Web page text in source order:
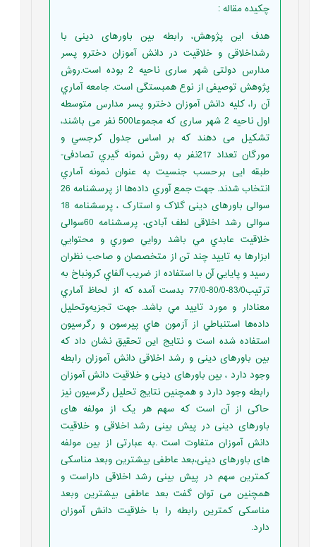
چکیده مقاله:
هدف این پژوهش، رابطه بین باورهای دینی با
رشداخلاقی و خلاقیت در دانش آموزان دخترو پسر
مدارس دولتی شهر ساری ناحیه 2 بوده است.روش
پژوهش توصیفی از نوع همبستگی است. جامعه آماري
آن را، کلیه دانش آموزان دخترو پسر مدارس متوسطه
اول ناحیه 2 شهر ساری که مجموعا500 نفر می باشند،
تشکیل می دهند که بر اساس جدول کرجسي و
مورگان تعداد 217نفر به روش نمونه گيري تصادفی-
طبقه ایی برحسب جنسیت به عنوان نمونه آماري
انتخاب شدند. جهت جمع آوري داده‌ها از پرسشنامه 26
سوالی باورهای دینی گلاک و استارک ، پرسشنامه 18
سوالی رشد اخلاقی لطف آبادی، پرسشنامه 60سوالی
خلاقیت عابدي مي باشد روايي صوري و محتوايي
ابزارها به تاييد چند تن از متخصصان و صاحب نظران
رسيد و پايايي آن با استفاده از ضريب آلفاي کرونباخ به
ترتیب83/0-80/0-77/0 بدست آمده که از لحاظ آماري
معنادار و مورد تاييد مي باشد. جهت تجزيه‌وتحليل
داده‌ها استنباطي از آزمون هاي پیرسون و رگرسیون
استفاده شده است و نتایج این تحقیق نشان داد که
بین باورهای دینی و رشد اخلاقی دانش آموزان رابطه
وجود دارد ، بین باورهای دینی و خلاقیت دانش آموزان
رابطه وجود دارد و همچنین نتایج تحلیل رگرسیون نیز
حاکی از آن است که سهم هر یک از مولفه های
باورهای دینی در پیش بینی رشد اخلاقی و خلاقیت
دانش آموزان متفاوت است .به عبارتی از بین مولفه
های باورهای دینی،بعد عاطفی بیشترین وبعد مناسکی
کمترین سهم در پیش بینی رشد اخلاقی داراست و
همچنین می توان گفت بعد عاطفی بیشترین وبعد
مناسکی کمترین رابطه را با خلاقیت دانش آموزان
دارد.